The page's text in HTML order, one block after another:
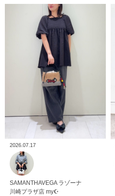
2026.07.17
SAMANTHAVEGA ラゾーナ
川崎プラザ店 my☪︎